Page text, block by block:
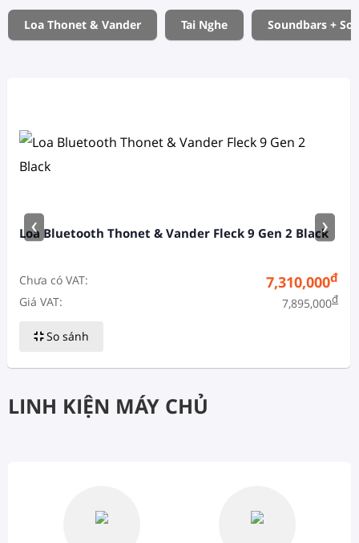
Loa Thonet & Vander Tai Nghe Soundbars +
Loa Bluetooth Thonet & Vander Fleck 9 Gen 2 Black
Chưa có VAT: 7,310,000đ
Giá VAT: 7,895,000đ
So sánh
‹ ›
LINH KIỆN MÁY CHỦ